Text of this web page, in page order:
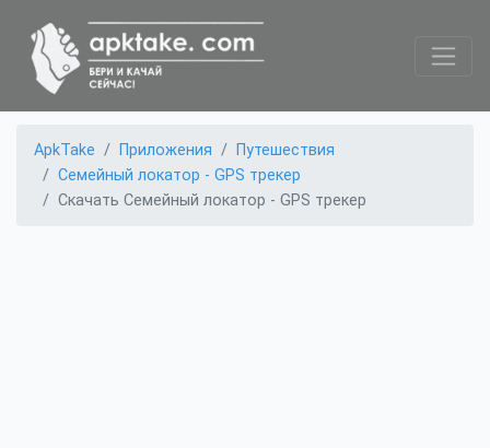
ApkTake Приложения
Путешествия
Семейный локатор - GPS трекер
Скачать Семейный локатор - GPS трекер